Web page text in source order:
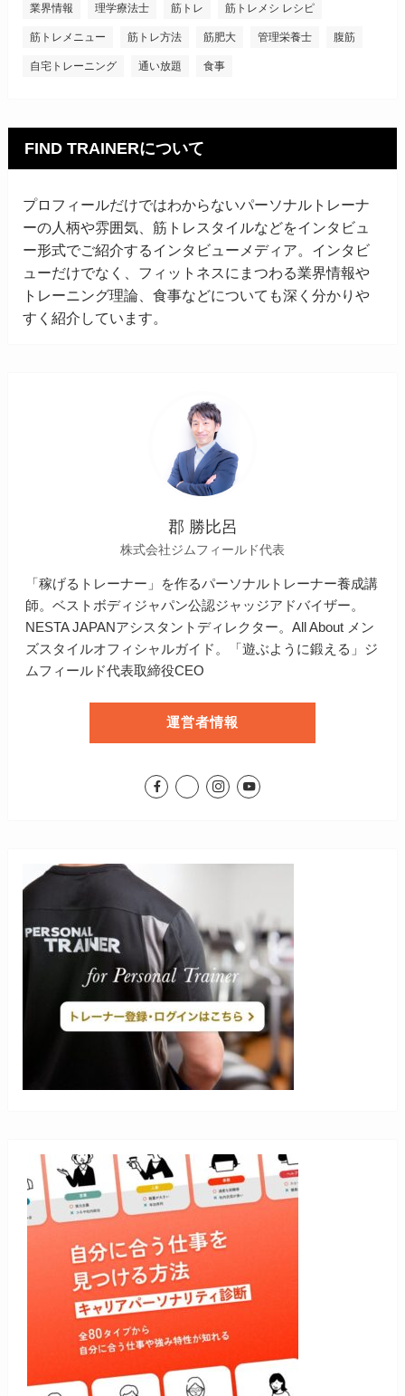
業界情報 理学療法士 筋トレ 筋トレメシ レシピ
筋トレメニュー 筋トレ方法 筋肥大 管理栄養士 腹筋
自宅トレーニング 通い放題 食事
FIND TRAINERについて
プロフィールだけではわからないパーソナルトレーナ
ーの人柄や雰囲気、筋トレスタイルなどをインタビュ
ー形式でご紹介するインタビューメディア。インタビ
ューだけでなく、フィットネスにまつわる業界情報や
トレーニング理論、食事などについても深く分かりや
すく紹介しています。
郡 勝比呂
株式会社ジムフィールド代表
「稼げるトレーナー」を作るパーソナルトレーナー養成講
師。ベストボディジャパン公認ジャッジアドバイザー。
NESTA JAPANアシスタントディレクター。All About メン
ズスタイルオフィシャルガイド。「遊ぶように鍛える」ジ
ムフィールド代表取締役CEO
運営者情報